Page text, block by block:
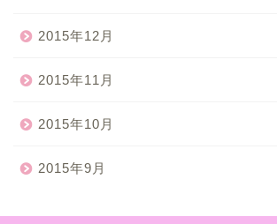
2015年12月
2015年11月
2015年10月
2015年9月